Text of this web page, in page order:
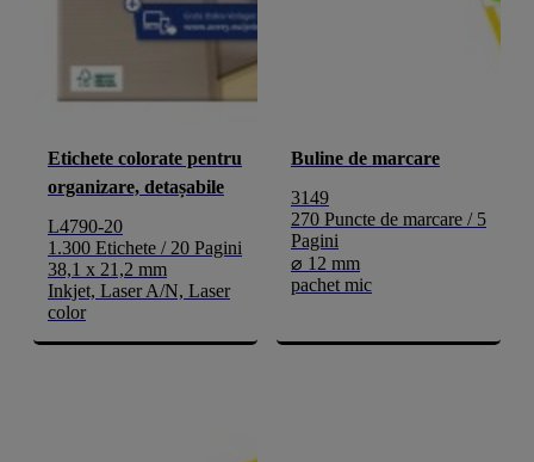
Etichete colorate pentru
organizare, detașabile
L4790-20
1.300 Etichete / 20 Pagini
38,1 x 21,2 mm
Inkjet, Laser A/N, Laser
color
Buline de marcare
3149
270 Puncte de marcare / 5
Pagini
⌀ 12 mm
pachet mic